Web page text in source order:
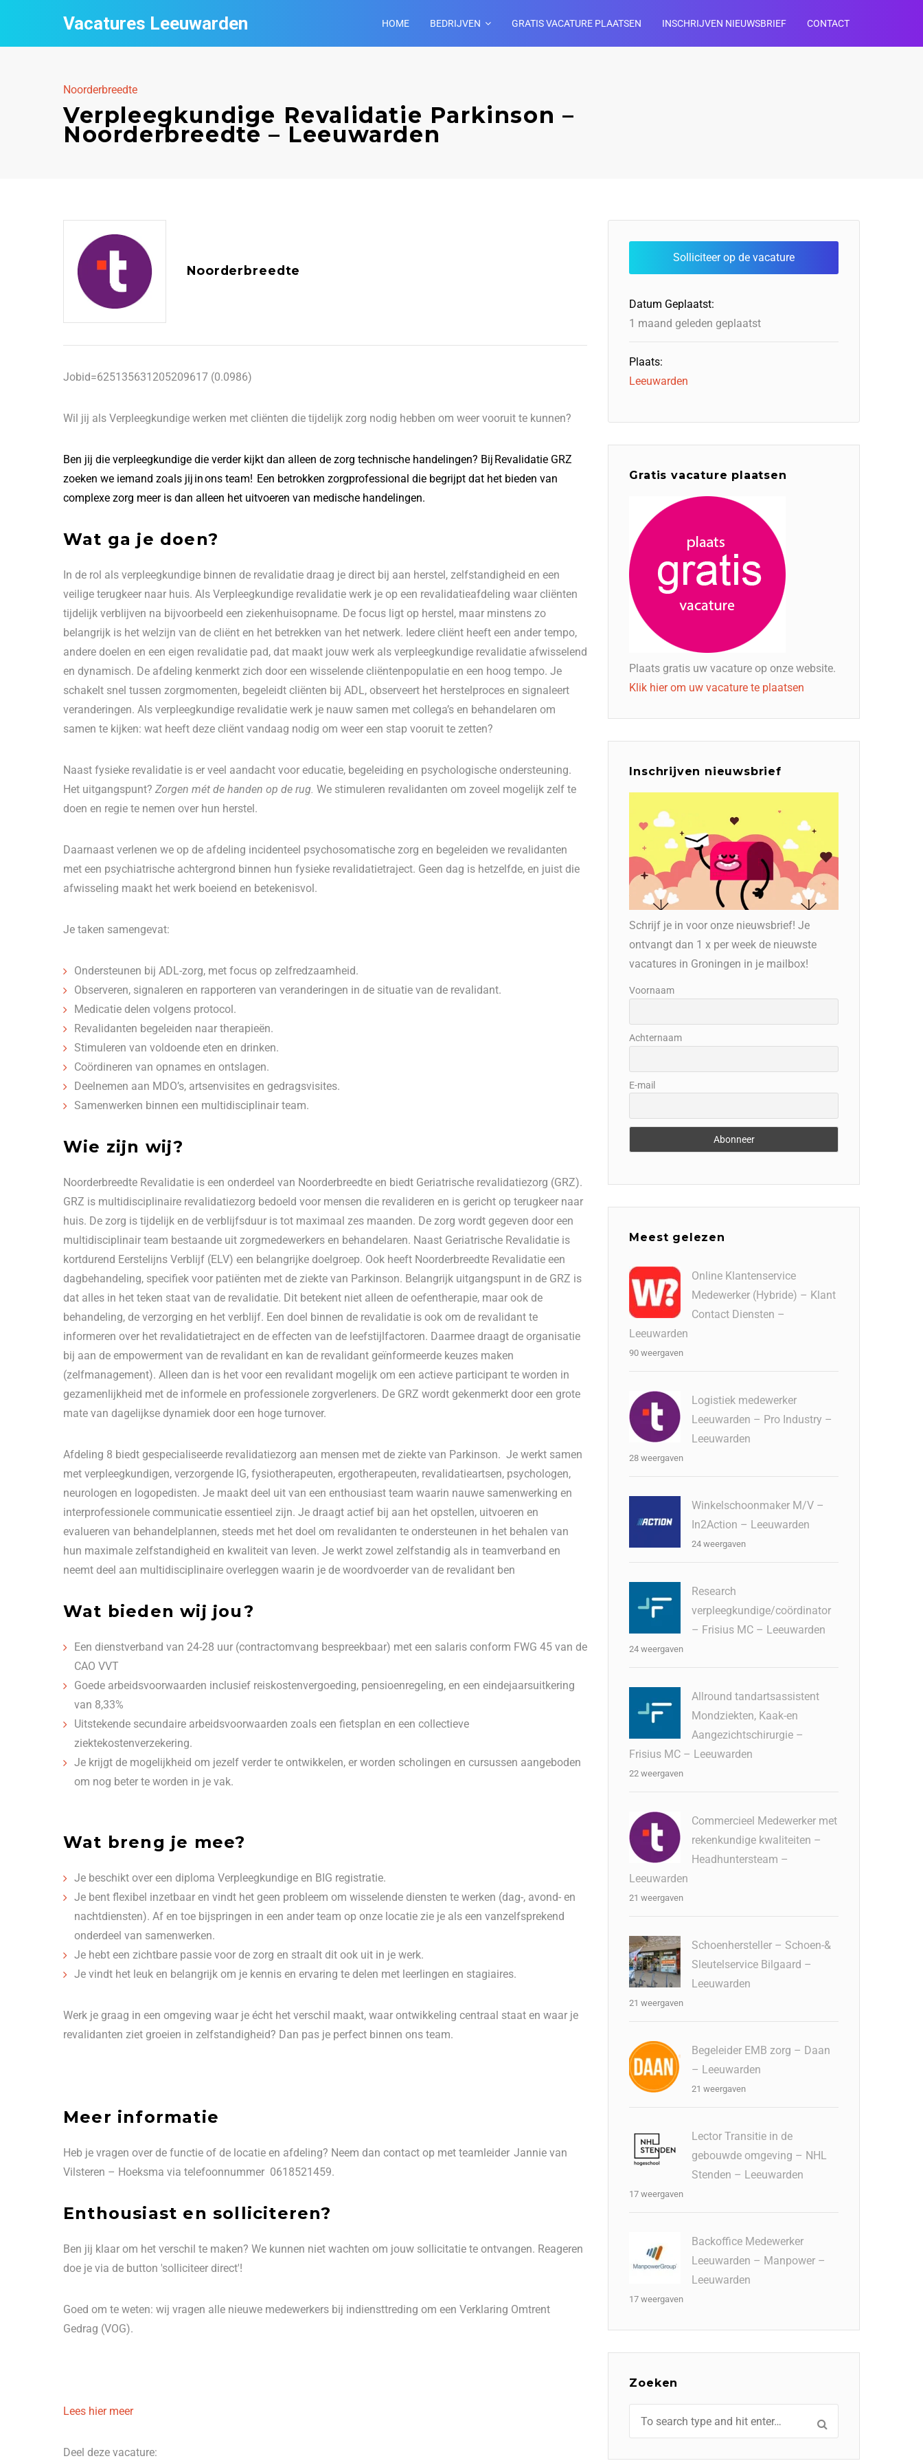
Vacatures Leeuwarden HOME BEDRIJVEN GRATIS VACATURE PLAATSEN INSCHRIJVEN NIEUWSBRIEF CONTACT
Noorderbreedte
Verpleegkundige Revalidatie Parkinson –
Noorderbreedte – Leeuwarden
Noorderbreedte
Jobid=625135631205209617 (0.0986)
Wil jij als Verpleegkundige werken met cliënten die tijdelijk zorg nodig hebben om weer vooruit te kunnen?
Ben jij die verpleegkundige die verder kijkt dan alleen de zorg technische handelingen? Bij Revalidatie GRZ
zoeken we iemand zoals jij in ons team! Een betrokken zorgprofessional die begrijpt dat het bieden van
complexe zorg meer is dan alleen het uitvoeren van medische handelingen.
Wat ga je doen?
In de rol als verpleegkundige binnen de revalidatie draag je direct bij aan herstel, zelfstandigheid en een
veilige terugkeer naar huis. Als Verpleegkundige revalidatie werk je op een revalidatieafdeling waar cliënten
tijdelijk verblijven na bijvoorbeeld een ziekenhuisopname. De focus ligt op herstel, maar minstens zo
belangrijk is het welzijn van de cliënt en het betrekken van het netwerk. Iedere cliënt heeft een ander tempo,
andere doelen en een eigen revalidatie pad, dat maakt jouw werk als verpleegkundige revalidatie afwisselend
en dynamisch. De afdeling kenmerkt zich door een wisselende cliëntenpopulatie en een hoog tempo. Je
schakelt snel tussen zorgmomenten, begeleidt cliënten bij ADL, observeert het herstelproces en signaleert
veranderingen. Als verpleegkundige revalidatie werk je nauw samen met collega’s en behandelaren om
samen te kijken: wat heeft deze cliënt vandaag nodig om weer een stap vooruit te zetten?
Naast fysieke revalidatie is er veel aandacht voor educatie, begeleiding en psychologische ondersteuning.
Het uitgangspunt? Zorgen mét de handen op de rug. We stimuleren revalidanten om zoveel mogelijk zelf te
doen en regie te nemen over hun herstel.
Daarnaast verlenen we op de afdeling incidenteel psychosomatische zorg en begeleiden we revalidanten
met een psychiatrische achtergrond binnen hun fysieke revalidatietraject. Geen dag is hetzelfde, en juist die
afwisseling maakt het werk boeiend en betekenisvol.
Je taken samengevat:
Ondersteunen bij ADL-zorg, met focus op zelfredzaamheid.
Observeren, signaleren en rapporteren van veranderingen in de situatie van de revalidant.
Medicatie delen volgens protocol.
Revalidanten begeleiden naar therapieën.
Stimuleren van voldoende eten en drinken.
Coördineren van opnames en ontslagen.
Deelnemen aan MDO’s, artsenvisites en gedragsvisites.
Samenwerken binnen een multidisciplinair team.
Wie zijn wij?
Noorderbreedte Revalidatie is een onderdeel van Noorderbreedte en biedt Geriatrische revalidatiezorg (GRZ).
GRZ is multidisciplinaire revalidatiezorg bedoeld voor mensen die revalideren en is gericht op terugkeer naar
huis. De zorg is tijdelijk en de verblijfsduur is tot maximaal zes maanden. De zorg wordt gegeven door een
multidisciplinair team bestaande uit zorgmedewerkers en behandelaren. Naast Geriatrische Revalidatie is
kortdurend Eerstelijns Verblijf (ELV) een belangrijke doelgroep. Ook heeft Noorderbreedte Revalidatie een
dagbehandeling, specifiek voor patiënten met de ziekte van Parkinson. Belangrijk uitgangspunt in de GRZ is
dat alles in het teken staat van de revalidatie. Dit betekent niet alleen de oefentherapie, maar ook de
behandeling, de verzorging en het verblijf. Een doel binnen de revalidatie is ook om de revalidant te
informeren over het revalidatietraject en de effecten van de leefstijlfactoren. Daarmee draagt de organisatie
bij aan de empowerment van de revalidant en kan de revalidant geïnformeerde keuzes maken
(zelfmanagement). Alleen dan is het voor een revalidant mogelijk om een actieve participant te worden in
gezamenlijkheid met de informele en professionele zorgverleners. De GRZ wordt gekenmerkt door een grote
mate van dagelijkse dynamiek door een hoge turnover.
Afdeling 8 biedt gespecialiseerde revalidatiezorg aan mensen met de ziekte van Parkinson. Je werkt samen
met verpleegkundigen, verzorgende IG, fysiotherapeuten, ergotherapeuten, revalidatieartsen, psychologen,
neurologen en logopedisten. Je maakt deel uit van een enthousiast team waarin nauwe samenwerking en
interprofessionele communicatie essentieel zijn. Je draagt actief bij aan het opstellen, uitvoeren en
evalueren van behandelplannen, steeds met het doel om revalidanten te ondersteunen in het behalen van
hun maximale zelfstandigheid en kwaliteit van leven. Je werkt zowel zelfstandig als in teamverband en
neemt deel aan multidisciplinaire overleggen waarin je de woordvoerder van de revalidant ben
Wat bieden wij jou?
Een dienstverband van 24-28 uur (contractomvang bespreekbaar) met een salaris conform FWG 45 van de
CAO VVT
Goede arbeidsvoorwaarden inclusief reiskostenvergoeding, pensioenregeling, en een eindejaarsuitkering
van 8,33%
Uitstekende secundaire arbeidsvoorwaarden zoals een fietsplan en een collectieve
ziektekostenverzekering.
Je krijgt de mogelijkheid om jezelf verder te ontwikkelen, er worden scholingen en cursussen aangeboden
om nog beter te worden in je vak.
Wat breng je mee?
Je beschikt over een diploma Verpleegkundige en BIG registratie.
Je bent flexibel inzetbaar en vindt het geen probleem om wisselende diensten te werken (dag-, avond- en
nachtdiensten). Af en toe bijspringen in een ander team op onze locatie zie je als een vanzelfsprekend
onderdeel van samenwerken.
Je hebt een zichtbare passie voor de zorg en straalt dit ook uit in je werk.
Je vindt het leuk en belangrijk om je kennis en ervaring te delen met leerlingen en stagiaires.
Werk je graag in een omgeving waar je écht het verschil maakt, waar ontwikkeling centraal staat en waar je
revalidanten ziet groeien in zelfstandigheid? Dan pas je perfect binnen ons team.
Meer informatie
Heb je vragen over de functie of de locatie en afdeling? Neem dan contact op met teamleider Jannie van
Vilsteren – Hoeksma via telefoonnummer 0618521459.
Enthousiast en solliciteren?
Ben jij klaar om het verschil te maken? We kunnen niet wachten om jouw sollicitatie te ontvangen. Reageren
doe je via de button 'solliciteer direct'!
Goed om te weten: wij vragen alle nieuwe medewerkers bij indiensttreding om een Verklaring Omtrent
Gedrag (VOG).
Lees hier meer
Deel deze vacature:
Datum Geplaatst:
1 maand geleden geplaatst
Plaats:
Leeuwarden
Gratis vacature plaatsen
Plaats gratis uw vacature op onze website.
Klik hier om uw vacature te plaatsen
Inschrijven nieuwsbrief
Schrijf je in voor onze nieuwsbrief! Je
ontvangt dan 1 x per week de nieuwste
vacatures in Groningen in je mailbox!
Voornaam
Achternaam
E-mail
Meest gelezen
Online Klantenservice
Medewerker (Hybride) – Klant
Contact Diensten –
Leeuwarden
90 weergaven
Logistiek medewerker
Leeuwarden – Pro Industry –
Leeuwarden
28 weergaven
Winkelschoonmaker M/V –
In2Action – Leeuwarden
24 weergaven
Research
verpleegkundige/coördinator
– Frisius MC – Leeuwarden
24 weergaven
Allround tandartsassistent
Mondziekten, Kaak-en
Aangezichtschirurgie –
Frisius MC – Leeuwarden
22 weergaven
Commercieel Medewerker met
rekenkundige kwaliteiten –
Headhuntersteam –
Leeuwarden
21 weergaven
Schoenhersteller – Schoen-&
Sleutelservice Bilgaard –
Leeuwarden
21 weergaven
Begeleider EMB zorg – Daan
– Leeuwarden
21 weergaven
Lector Transitie in de
gebouwde omgeving – NHL
Stenden – Leeuwarden
17 weergaven
Backoffice Medewerker
Leeuwarden – Manpower –
Leeuwarden
17 weergaven
Zoeken